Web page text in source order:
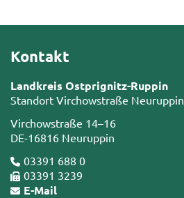
Kontakt
Landkreis Ostprignitz-Ruppin
Standort Virchowstraße Neuruppin
Virchowstraße 14–16
DE-16816 Neuruppin
03391 688 0
03391 3239
E-Mail